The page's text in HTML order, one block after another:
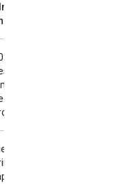
caché
de
+
tokens
hasta el
token más